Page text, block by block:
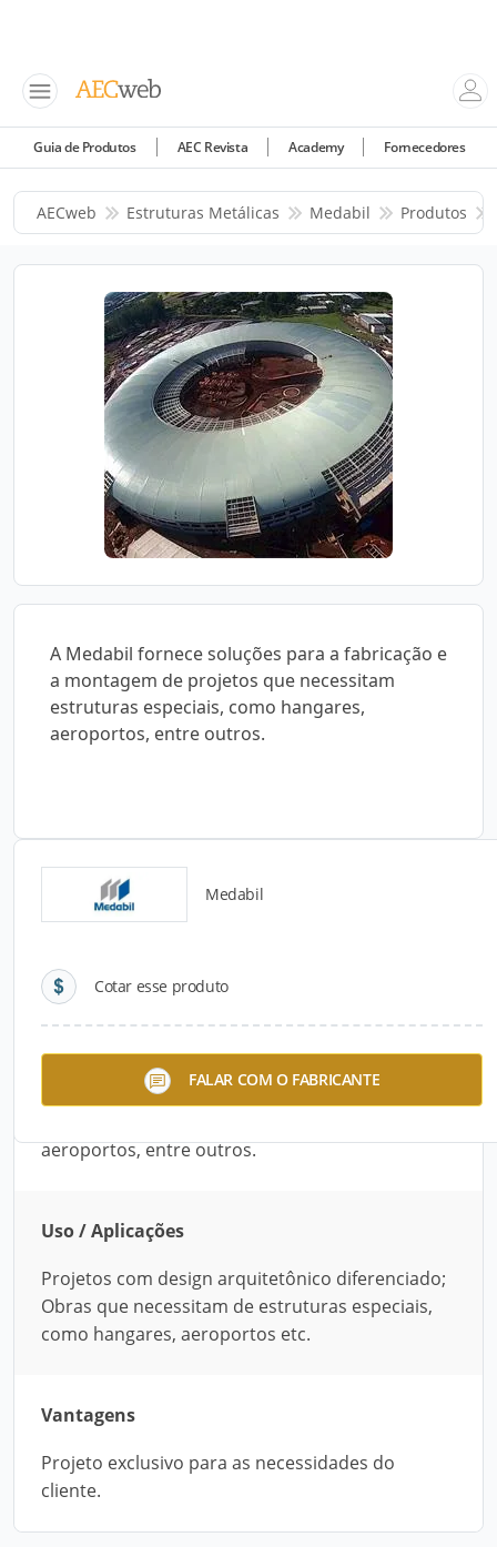
Guia de Produtos AEC Revista Academy Fornecedores
AECweb Estruturas Metálicas Medabil Produtos
A Medabil fornece soluções para a fabricação e
a montagem de projetos que necessitam
estruturas especiais, como hangares,
aeroportos, entre outros.
Medabil
Cotar esse produto
FALAR COM O FABRICANTE
Detalhes do produto
Descrição do Produto
A Medabil fornece soluções para a fabricação e a
montagem de projetos que necessitam
aeroportos, entre outros.
Uso / Aplicações
Projetos com design arquitetônico diferenciado;
Obras que necessitam de estruturas especiais,
como hangares, aeroportos etc.
Vantagens
Projeto exclusivo para as necessidades do
cliente.